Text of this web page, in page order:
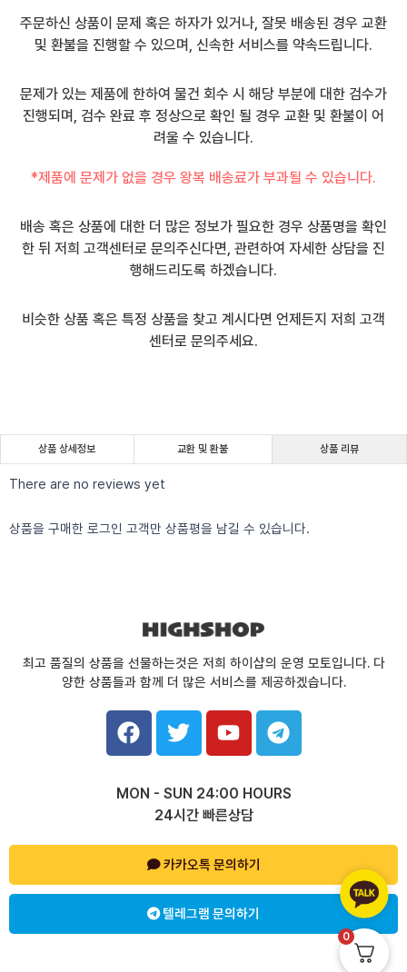
주문하신 상품이 문제 혹은 하자가 있거나, 잘못 배송된 경우 교환
및 환불을 진행할 수 있으며, 신속한 서비스를 약속드립니다.
문제가 있는 제품에 한하여 물건 회수 시 해당 부분에 대한 검수가
진행되며, 검수 완료 후 정상으로 확인 될 경우 교환 및 환불이 어
려울 수 있습니다.
*제품에 문제가 없을 경우 왕복 배송료가 부과될 수 있습니다.
배송 혹은 상품에 대한 더 많은 정보가 필요한 경우 상품명을 확인
한 뒤 저희 고객센터로 문의주신다면, 관련하여 자세한 상담을 진
행해드리도록 하겠습니다.
비슷한 상품 혹은 특정 상품을 찾고 계시다면 언제든지 저희 고객
센터로 문의주세요.
상품 상세정보 교환 및 환불 상품 리뷰
There are no reviews yet
상품을 구매한 로그인 고객만 상품평을 남길 수 있습니다.
최고 품질의 상품을 선물하는것은 저희 하이샵의 운영 모토입니다. 다
양한 상품들과 함께 더 많은 서비스를 제공하겠습니다.
F
a
c
b
o
T
w
i
t
e
r
Y
o
u
u
b
e
T
e
l
g
a
MON - SUN 24:00 HOURS
24시간 빠른상담
카카오톡 문의하기
텔레그램 문의하기
0